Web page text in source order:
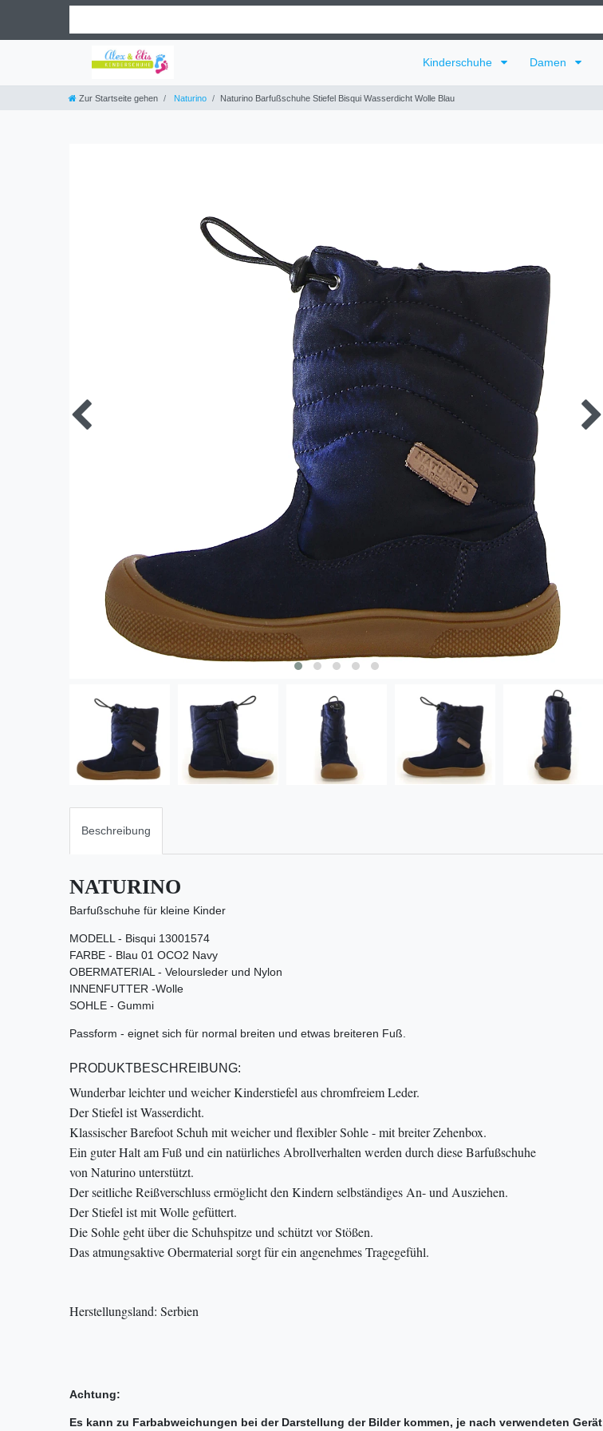
Kinderschuhe Damen
Zur Startseite gehen Naturino Naturino Barfußschuhe Stiefel Bisqui Wasserdicht Wolle Blau
Beschreibung
NATURINO
Barfußschuhe für kleine Kinder
MODELL - Bisqui 13001574
FARBE - Blau 01 OCO2 Navy
OBERMATERIAL - Veloursleder und Nylon
INNENFUTTER -Wolle
SOHLE - Gummi
Passform - eignet sich für normal breiten und etwas breiteren Fuß.
PRODUKTBESCHREIBUNG:
Wunderbar leichter und weicher Kinderstiefel aus chromfreiem Leder.
Der Stiefel ist Wasserdicht.
Klassischer Barefoot Schuh mit weicher und flexibler Sohle - mit breiter Zehenbox.
Ein guter Halt am Fuß und ein natürliches Abrollverhalten werden durch diese Barfußschuhe
von Naturino unterstützt.
Der seitliche Reißverschluss ermöglicht den Kindern selbständiges An- und Ausziehen.
Der Stiefel ist mit Wolle gefüttert.
Die Sohle geht über die Schuhspitze und schützt vor Stößen.
Das atmungsaktive Obermaterial sorgt für ein angenehmes Tragegefühl.
Herstellungsland: Serbien
Achtung:
Es kann zu Farbabweichungen bei der Darstellung der Bilder kommen, je nach verwendeten Gerät